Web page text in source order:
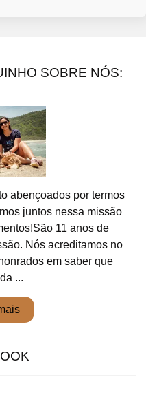
SOBRE NÓS:
abençoados por termos
juntos nessa missão
11 anos de
Nós acreditamos no
em saber que
...